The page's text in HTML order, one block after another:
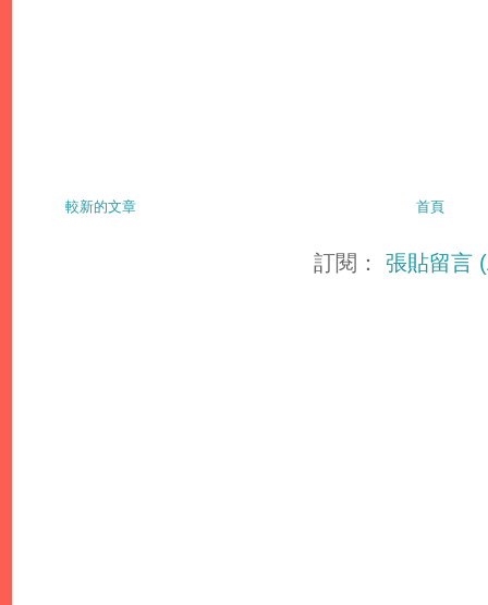
較新的文章 首頁
訂閱：張貼留言